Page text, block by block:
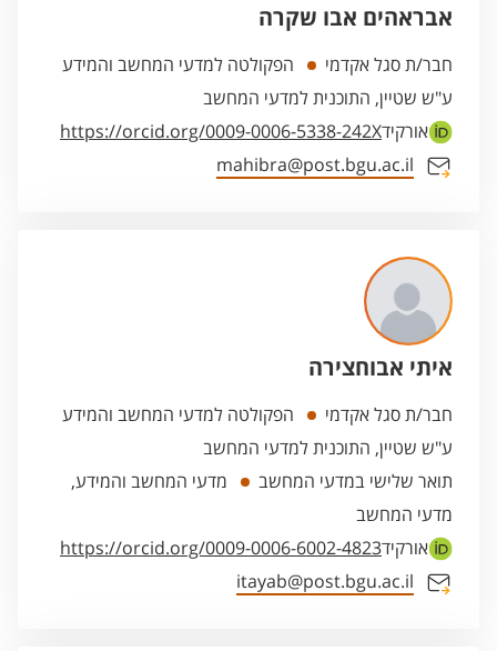
אבראהים אבו שקרה
חבר/ת סגל אקדמי
הפקולטה למדעי המחשב והמידע
ע"ש שטיין, התוכנית למדעי המחשב
אורקידhttps://orcid.org/0009-0006-5338-242X
mahibra@post.bgu.ac.il
איתי אבוחצירה
חבר/ת סגל אקדמי
הפקולטה למדעי המחשב והמידע
ע"ש שטיין, התוכנית למדעי המחשב
תואר שלישי במדעי המחשב
מדעי המחשב והמידע,
מדעי המחשב
אורקידhttps://orcid.org/0009-0006-6002-4823
itayab@post.bgu.ac.il